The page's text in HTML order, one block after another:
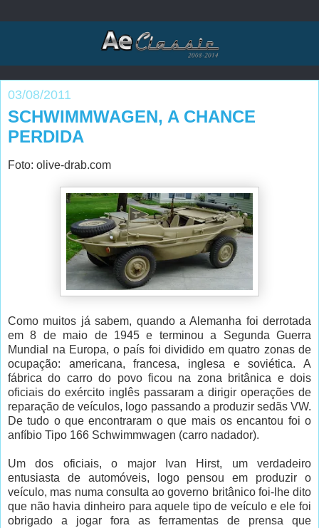
03/08/2011
SCHWIMMWAGEN, A CHANCE
PERDIDA
Foto: olive-drab.com
Como muitos já sabem, quando a Alemanha foi derrotada
em 8 de maio de 1945 e terminou a Segunda Guerra
Mundial na Europa, o país foi dividido em quatro zonas de
ocupação: americana, francesa, inglesa e soviética. A
fábrica do carro do povo ficou na zona britânica e dois
oficiais do exército inglês passaram a dirigir operações de
reparação de veículos, logo passando a produzir sedãs VW.
De tudo o que encontraram o que mais os encantou foi o
anfíbio Tipo 166 Schwimmwagen (carro nadador).
Um dos oficiais, o major Ivan Hirst, um verdadeiro
entusiasta de automóveis, logo pensou em produzir o
veículo, mas numa consulta ao governo britânico foi-lhe dito
que não havia dinheiro para aquele tipo de veículo e ele foi
obrigado a jogar fora as ferramentas de prensa que